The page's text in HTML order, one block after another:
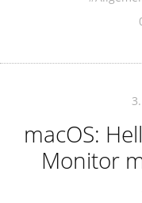
macOS:
Monitor